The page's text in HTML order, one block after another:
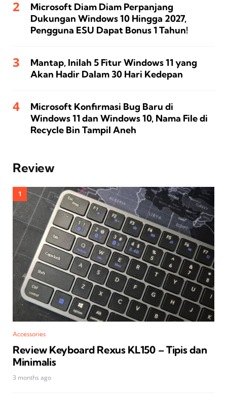
Microsoft Diam Diam Perpanjang
Dukungan Windows 10 Hingga 2027,
Pengguna ESU Dapat Bonus 1 Tahun!
Mantap, Inilah 5 Fitur Windows 11 yang
Akan Hadir Dalam 30 Hari Kedepan
Microsoft Konfirmasi Bug Baru di
Windows 11 dan Windows 10, Nama File di
Recycle Bin Tampil Aneh
Review
Accessories
Review Keyboard Rexus KL150 – Tipis dan
Minimalis
3 months ago